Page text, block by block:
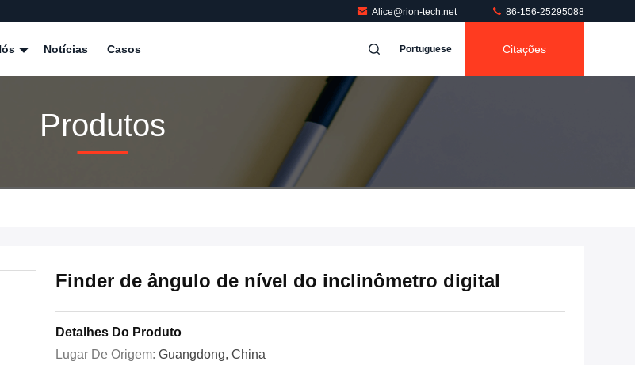
Alice@rion-tech.net 86-156-25295088
Notícias Casos Portuguese Citações
Produtos
Finder de ângulo de nível do inclinômetro digital
Detalhes Do Produto
Lugar De Origem: Guangdong, China